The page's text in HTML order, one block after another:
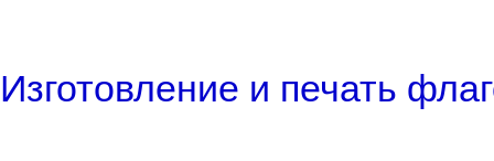
Изготовление и печать